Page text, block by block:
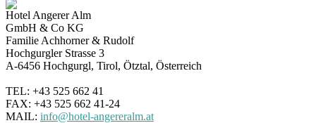
Hotel Angerer Alm
GmbH & Co KG
Familie Achhorner & Rudolf
Hochgurgler Strasse 3
A-6456 Hochgurgl, Tirol, Ötztal, Österreich
TEL: +43 525 662 41
FAX: +43 525 662 41-24
MAIL: info@hotel-angereralm.at